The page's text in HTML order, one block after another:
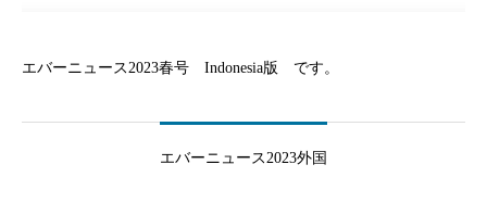
エバーニュース2023春号 Indonesia版 です。
エバーニュース2023外国